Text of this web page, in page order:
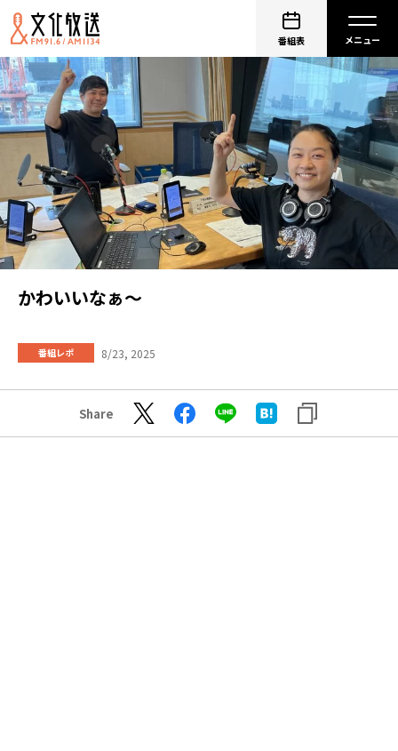
番組表
かわいいなぁ～
番組レポ 8/23, 2025
Share